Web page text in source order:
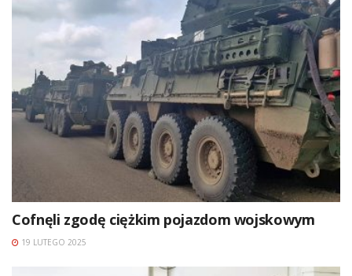
Cofnęli zgodę ciężkim pojazdom wojskowym
19 LUTEGO 2025